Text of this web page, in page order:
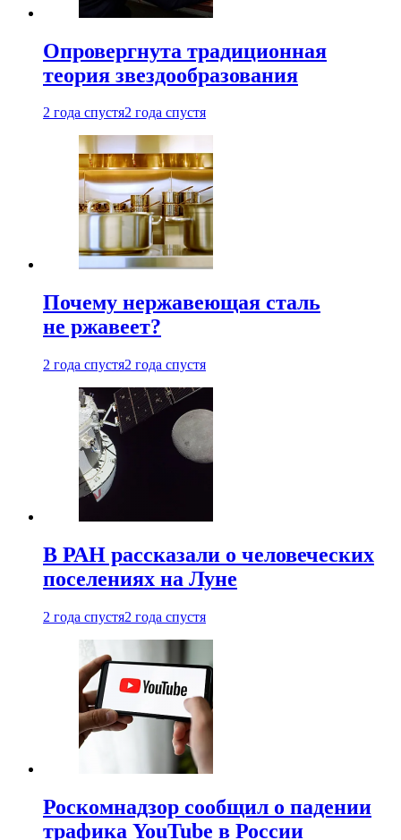
Опровергнута традиционная
теория звездообразования
2 года спустя2 года спустя
Почему нержавеющая сталь
не ржавеет?
2 года спустя2 года спустя
В РАН рассказали о человеческих
поселениях на Луне
2 года спустя2 года спустя
Роскомнадзор сообщил о падении
трафика YouTube в России